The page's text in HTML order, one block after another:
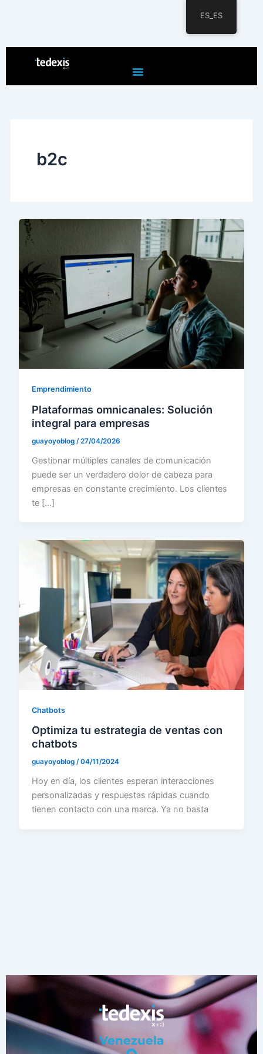
b2c
Emprendimiento
Plataformas omnicanales: Solución
integral para empresas
guayoyoblog /27/04/2026
Gestionar múltiples canales de comunicación
puede ser un verdadero dolor de cabeza para
empresas en constante crecimiento. Los clientes
te […]
Chatbots
Optimiza tu estrategia de ventas con
chatbots
guayoyoblog/04/11/2024
Hoy en día, los clientes esperan interacciones
personalizadas y respuestas rápidas cuando
tienen contacto con una marca. Ya no basta
Venezuela
ES_ES